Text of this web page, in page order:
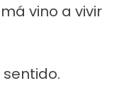
vino a vivir